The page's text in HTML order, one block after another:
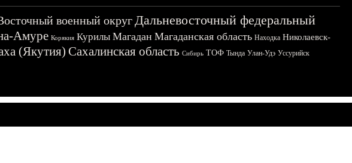
военный округДальневосточный федеральный
Амуре Корякия Курилы Магадан Магаданская область Находка Николаевск-
(Якутия) Сахалинская область Сибирь ТОФ Тында Улан-Удэ Уссурийск